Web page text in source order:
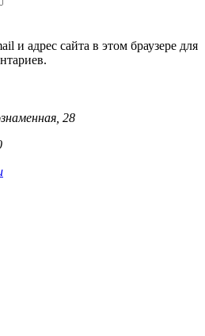
и адрес сайта в этом браузере для
28